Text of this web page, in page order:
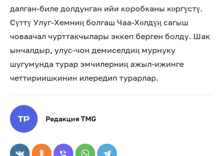
далган-биле долдунган ийи коробканы көргүстү.
Сүттү Улуг-Хемниң болгаш Чаа-Хөлдүң сагыш
човаачал чурттакчылары эккеп берген болду. Шак
ынчалдыр, улус-чон демиселдиң мурнуку
шугумунда турар эмчилерниң ажыл-ижинге
четтириишкинин илередип турарлар.
Редакция TMG